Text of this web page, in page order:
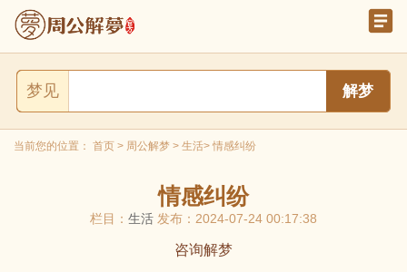
梦见
当前您的位置： 首页 > 周公解梦 > 生活> 情感纠纷
情感纠纷
栏目： 生活 发布：2024-07-24 00:17:38
咨询解梦